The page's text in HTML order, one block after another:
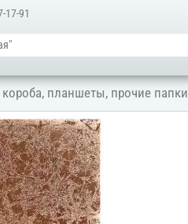
17-91
планшеты, прочие папки